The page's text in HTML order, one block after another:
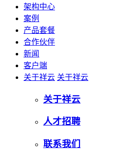
架构中心
案例
产品套餐
合作伙伴
新闻
客户端
关于祥云 关于祥云
关于祥云
人才招聘
联系我们